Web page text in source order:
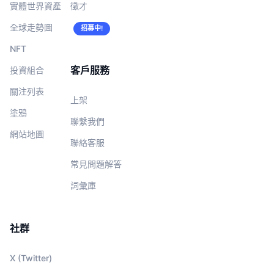
實體世界資產
全球走勢圖
NFT
投資組合
關注列表
塗鴉
網站地圖
徵才
招募中!
客戶服務
上架
聯繫我們
聯絡客服
常見問題解答
詞彙庫
社群
X (Twitter)